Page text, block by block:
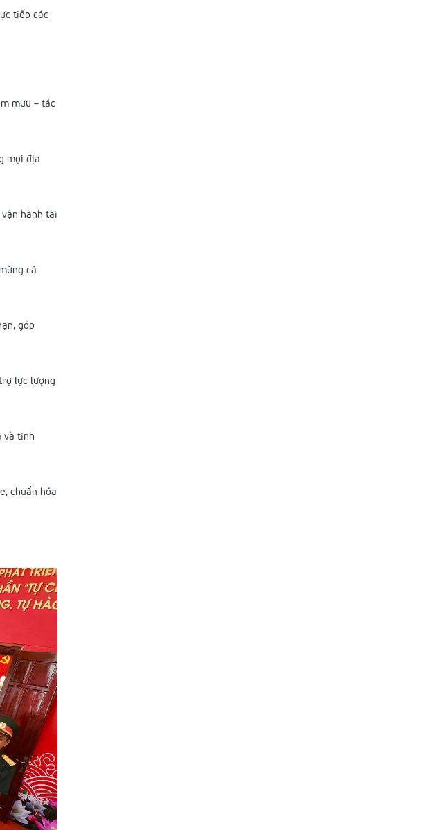
tiếp các
mưu – tác
mọi địa
hành tài
cá
góp
lực lượng
và tính
chuẩn hóa